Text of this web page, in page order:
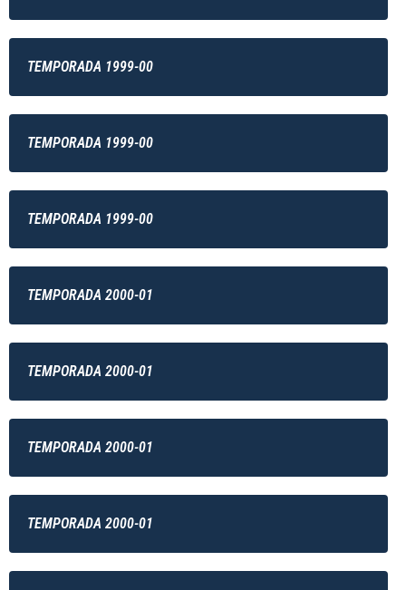
TEMPORADA 1999-00
TEMPORADA 1999-00
TEMPORADA 1999-00
TEMPORADA 2000-01
TEMPORADA 2000-01
TEMPORADA 2000-01
TEMPORADA 2000-01